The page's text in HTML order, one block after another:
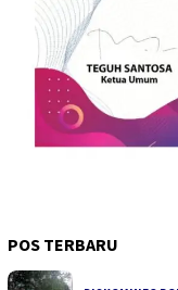
POS TERBARU